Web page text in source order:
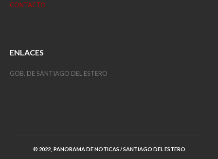
CONTACTO
ENLACES
GOB. DE SANTIAGO DEL ESTERO
© 2022, PANORAMA DE NOTICAS / SANTIAGO DEL ESTERO